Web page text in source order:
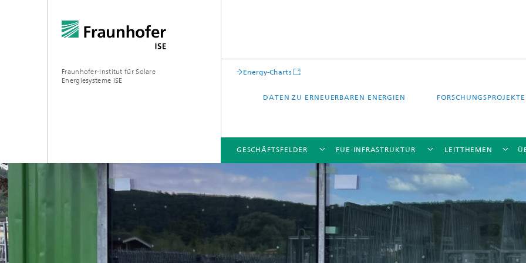
Fraunhofer-Institut für Solare
Energiesysteme ISE
Energy-Charts
DATEN ZU ERNEUERBAREN ENERGIEN FORSCHUNGSPROJEKTE
GESCHÄFTSFELDER
GESCHÄFTSFELDER
FUE-INFRASTRUKTUR
FUE-INFRASTRUKTUR
Zentrum für höchsteffiziente
CalLab PV Cells / CalLab PV
LEITTHEMEN
LEITTHEMEN
ÜBER UNS
VERÖFFENTLICHUNGEN